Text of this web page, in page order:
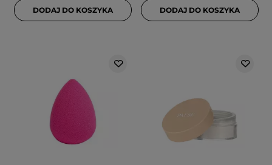
DODAJ DO KOSZYKA DODAJ DO KOSZYKA